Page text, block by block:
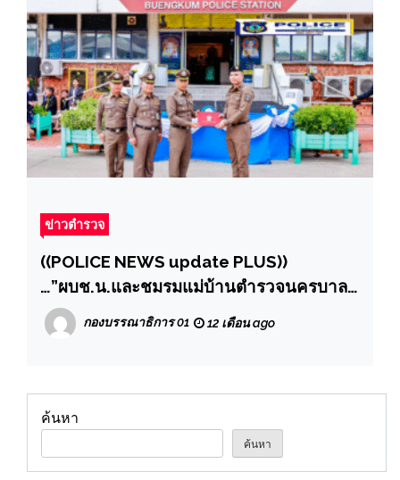
ข่าวตำรวจ
((POLICE NEWS update PLUS))
…”ผบช.น.และชมรมแม่บ้านตำรวจนครบาล,
คณะ กต.ตร.กทม. ร่วมกันมอบถุงยังชีพไข่ไก่
ข้าวสาร และน้ำดื่ม แก่ข้าราชการตำรวจ
กองบรรณาธิการ 01 12 เดือน ago
ค้นหา
ค้นหา